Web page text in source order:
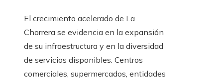
El crecimiento acelerado de La
Chorrera se evidencia en la expansión
de su infraestructura y en la diversidad
de servicios disponibles. Centros
comerciales, supermercados, entidades